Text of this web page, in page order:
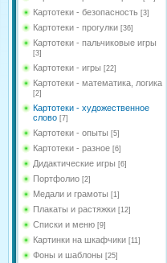
Картотеки - безопасность [3]
Картотеки - прогулки [36]
Картотеки - пальчиковые игры
[3]
Картотеки - игры [22]
Картотеки - математика, логика
[2]
Картотеки - художественное
слово [7]
Картотеки - опыты [5]
Картотеки - разное [6]
Дидактические игры [6]
Портфолио [2]
Медали и грамоты [1]
Плакаты и растяжки [12]
Списки и меню [9]
Картинки на шкафчики [11]
Фоны и шаблоны [25]